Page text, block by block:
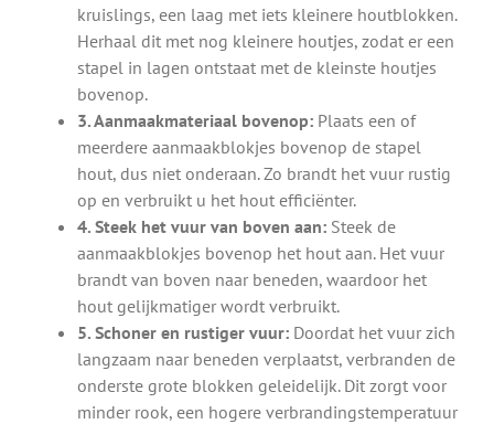
kruislings, een laag met iets kleinere houtblokken.
Herhaal dit met nog kleinere houtjes, zodat er een
stapel in lagen ontstaat met de kleinste houtjes
bovenop.
3. Aanmaakmateriaal bovenop:Plaats een of
meerdere aanmaakblokjes bovenop de stapel
hout, dus niet onderaan. Zo brandt het vuur rustig
op en verbruikt u het hout efficiënter.
4. Steek het vuur van boven aan:Steek de
aanmaakblokjes bovenop het hout aan. Het vuur
brandt van boven naar beneden, waardoor het
hout gelijkmatiger wordt verbruikt.
5. Schoner en rustiger vuur:Doordat het vuur zich
langzaam naar beneden verplaatst, verbranden de
onderste grote blokken geleidelijk. Dit zorgt voor
minder rook, een hogere verbrandingstemperatuur